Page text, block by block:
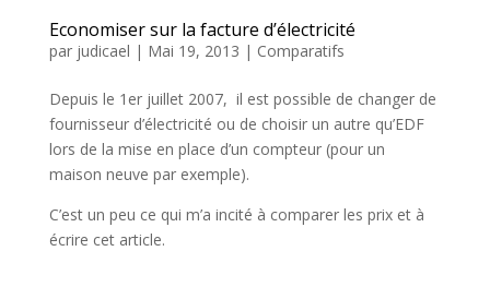
Economiser sur la facture d’électricité
par judicael | Mai 19, 2013 | Comparatifs
Depuis le 1er juillet 2007, il est possible de changer de
fournisseur d’électricité ou de choisir un autre qu’EDF
lors de la mise en place d’un compteur (pour un
maison neuve par exemple).
C’est un peu ce qui m’a incité à comparer les prix et à
écrire cet article.